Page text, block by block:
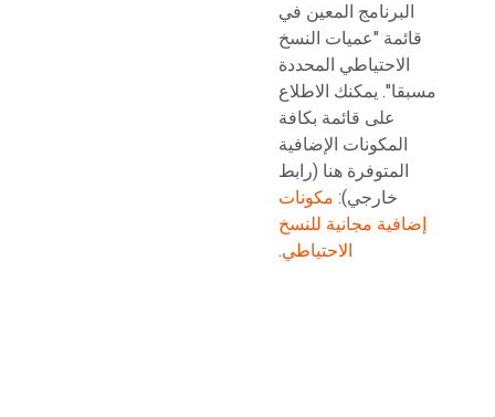
البرنامج المعين في
قائمة "عميات النسخ
الاحتياطي المحددة
مسبقا". يمكنك الاطلاع
على قائمة بكافة
المكونات الإضافية
المتوفرة هنا (رابط
خارجي): مكونات
إضافية مجانية للنسخ
الاحتياطي.